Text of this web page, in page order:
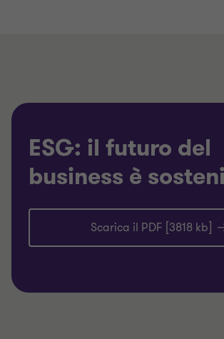
ESG: il futuro del
business è
Scarica il PDF [3818 kb]